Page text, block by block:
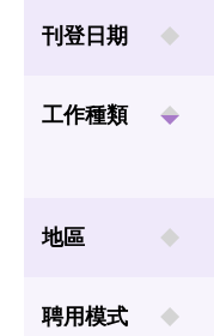
刊登日期
工作種類
地區
聘用模式